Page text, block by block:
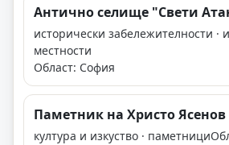
Антично селище "Свети
исторически забележителности ·
местности
Област: София
Паметник на Христо Ясенов
култура и изкуство · паметници